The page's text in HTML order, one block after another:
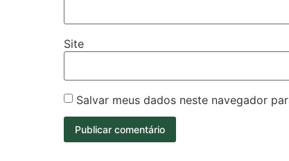
Site
Salvar meus dados neste navegador